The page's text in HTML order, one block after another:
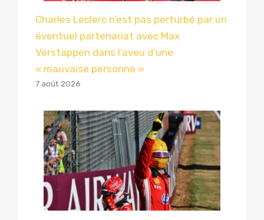
Charles Leclerc n’est pas perturbé par un
éventuel partenariat avec Max
Verstappen dans l’aveu d’une
« mauvaise personne »
7 août 2026